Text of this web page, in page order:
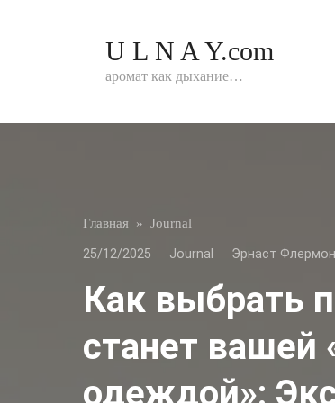
U L N A Y.com
аромат как дыхание…
Главная » Journal
25/12/2025 Journal Эрнаст Флермон
Как выбрать
станет вашей
одеждой»: